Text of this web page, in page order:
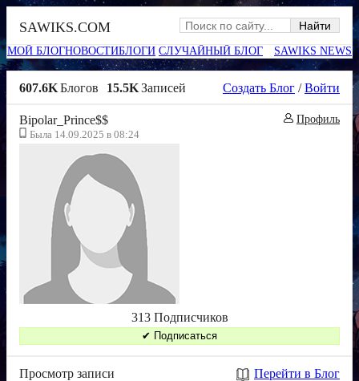
SAWIKS.COM
SAWIKS NEWS
МОЙ БЛОГНОВОСТИБЛОГИ СЛУЧАЙНЫЙ БЛОГ
607.6KБлогов 15.5KЗаписей Создать Блог /Войти
Профиль
Bipolar_Prince$$
Была 14.09.2025 в 08:24
313 Подписчиков
Просмотр записи Перейти в Блог